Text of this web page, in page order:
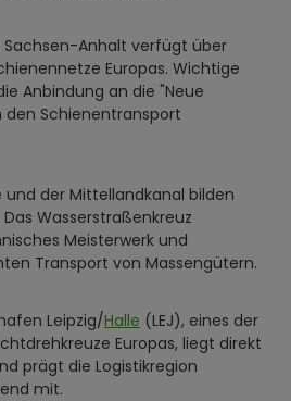
Sachsen-Anhalt verfügt über
Europas. Wichtige
Anbindung an die "Neue
Schienentransport
und der Mittellandkanal bilden
Wasserstraßenkreuz
Meisterwerk und
Transport von Massengütern.
Leipzig/Halle (LEJ), eines der
Europas, liegt direkt
prägt die Logistikregion
mit.